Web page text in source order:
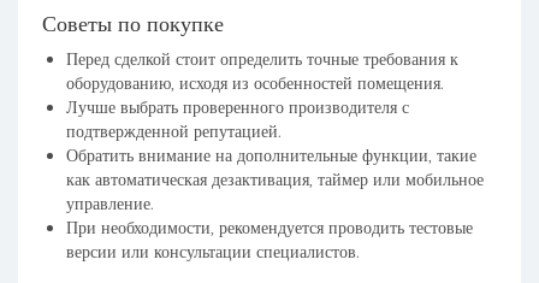
Советы по покупке
Перед сделкой стоит определить точные требования к
оборудованию, исходя из особенностей помещения.
Лучше выбрать проверенного производителя с
подтвержденной репутацией.
Обратить внимание на дополнительные функции, такие
как автоматическая дезактивация, таймер или мобильное
управление.
При необходимости, рекомендуется проводить тестовые
версии или консультации специалистов.